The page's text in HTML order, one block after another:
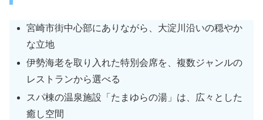
宮崎市街中心部にありながら、大淀川沿いの穏やか
な立地
伊勢海老を取り入れた特別会席を、複数ジャンルの
レストランから選べる
スパ棟の温泉施設「たまゆらの湯」は、広々とした
癒し空間